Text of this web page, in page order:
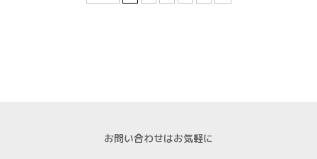
お問い合わせはお気軽に